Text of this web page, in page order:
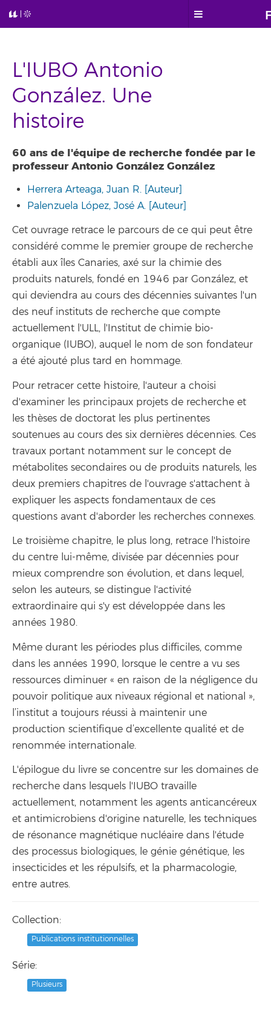
L'IUBO Antonio
González. Une
histoire
60 ans de l'équipe de recherche fondée par le
professeur Antonio González González
Herrera Arteaga, Juan R. [Auteur]
Palenzuela López, José A. [Auteur]
Cet ouvrage retrace le parcours de ce qui peut être
considéré comme le premier groupe de recherche
établi aux îles Canaries, axé sur la chimie des
produits naturels, fondé en 1946 par González, et
qui deviendra au cours des décennies suivantes l'un
des neuf instituts de recherche que compte
actuellement l'ULL, l'Institut de chimie bio-
organique (IUBO), auquel le nom de son fondateur
a été ajouté plus tard en hommage.
Pour retracer cette histoire, l'auteur a choisi
d'examiner les principaux projets de recherche et
les thèses de doctorat les plus pertinentes
soutenues au cours des six dernières décennies. Ces
travaux portant notamment sur le concept de
métabolites secondaires ou de produits naturels, les
deux premiers chapitres de l'ouvrage s'attachent à
expliquer les aspects fondamentaux de ces
questions avant d'aborder les recherches connexes.
Le troisième chapitre, le plus long, retrace l'histoire
du centre lui-même, divisée par décennies pour
mieux comprendre son évolution, et dans lequel,
selon les auteurs, se distingue l'activité
extraordinaire qui s'y est développée dans les
années 1980.
Même durant les périodes plus difficiles, comme
dans les années 1990, lorsque le centre a vu ses
ressources diminuer « en raison de la négligence du
pouvoir politique aux niveaux régional et national »,
l’institut a toujours réussi à maintenir une
production scientifique d’excellente qualité et de
renommée internationale.
L'épilogue du livre se concentre sur les domaines de
recherche dans lesquels l'IUBO travaille
actuellement, notamment les agents anticancéreux
et antimicrobiens d'origine naturelle, les techniques
de résonance magnétique nucléaire dans l'étude
des processus biologiques, le génie génétique, les
insecticides et les répulsifs, et la pharmacologie,
entre autres.
Collection:
Publications institutionnelles
Série:
Plusieurs